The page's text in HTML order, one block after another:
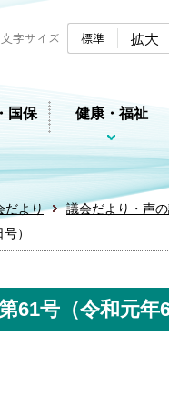
文字サイズ 標準 拡大
国保 健康・福祉
だより
議会だより・声
）
号（令和元年6